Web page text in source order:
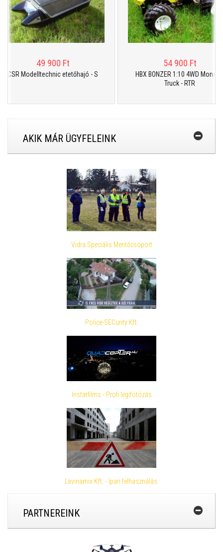
49 900 Ft
Modelltechnic etetőhajó - S
54 900 Ft
HBX BONZER 1:10 4WD Monster
Truck - RTR
AKIK MÁR ÜGYFELEINK
Vidra Speciális Mentőcsoport
Police-SECurity Kft.
Instarfilms - Profi légifotózás
Lavinamix Kft. - Ipari felhasználás
PARTNEREINK